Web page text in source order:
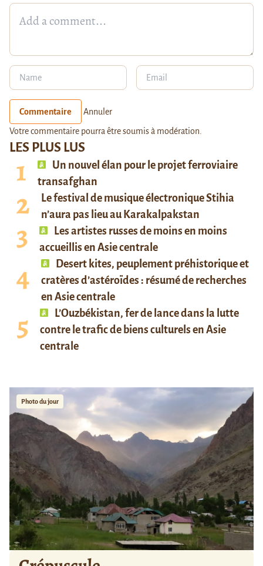
LES PLUS LUS
Un nouvel élan pour le projet ferroviaire
transafghan
Le festival de musique électronique Stihia
n’aura pas lieu au Karakalpakstan
Les artistes russes de moins en moins
accueillis en Asie centrale
Desert kites, peuplement préhistorique et
cratères d’astéroïdes : résumé de recherches
en Asie centrale
L’Ouzbékistan, fer de lance dans la lutte
contre le trafic de biens culturels en Asie
centrale
Photo du jour
Commentaire Annuler
Votre commentaire pourra être soumis à modération.